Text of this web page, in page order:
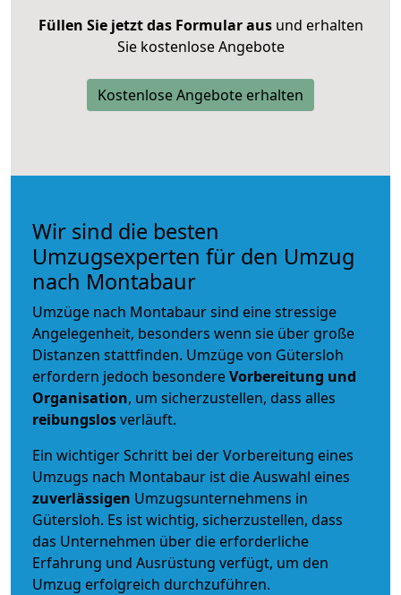
Füllen Sie jetzt das Formular ausund erhalten
Sie kostenlose Angebote
Kostenlose Angebote erhalten
Wir sind die besten
Umzugsexperten für den Umzug
nach Montabaur
Umzüge nach Montabaur sind eine stressige
Angelegenheit, besonders wenn sie über große
Distanzen stattfinden. Umzüge von Gütersloh
erfordern jedoch besondereVorbereitung und
Organisation, um sicherzustellen, dass alles
reibungslosverläuft.
Ein wichtiger Schritt bei der Vorbereitung eines
Umzugs nach Montabaur ist die Auswahl eines
zuverlässigen Umzugsunternehmens in
Gütersloh. Es ist wichtig, sicherzustellen, dass
das Unternehmen über die erforderliche
Erfahrung und Ausrüstung verfügt, um den
Umzug erfolgreich durchzuführen.